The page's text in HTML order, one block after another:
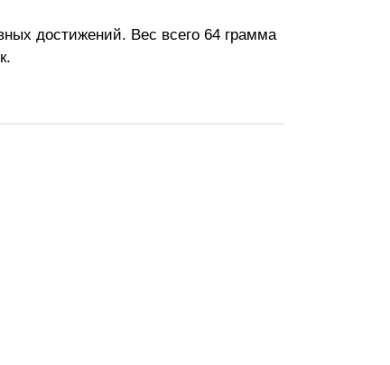
достижений. Вес всего 64 грамма